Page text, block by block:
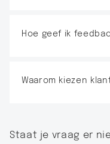
Hoe geef ik
Waarom kiezen
Staat je vraag er